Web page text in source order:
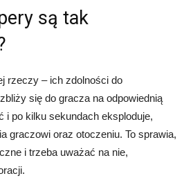
są tak
rzeczy – ich zdolności do
się do gracza na odpowiednią
i po kilku sekundach eksploduje,
graczowi oraz otoczeniu. To sprawia,
i trzeba uważać na nie,